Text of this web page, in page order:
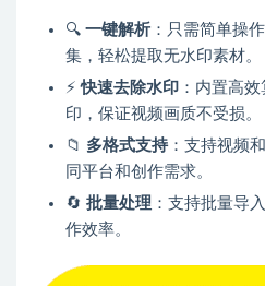
🔍 一键解析 ：只需简单操
集，轻松提取无水印素材。
⚡快速去除水印 ：内置高
印，保证视频画质不受损。
📁 多格式支持：支持视频
同平台和创作需求。
🔄 批量处理 ：支持批量导
作效率。